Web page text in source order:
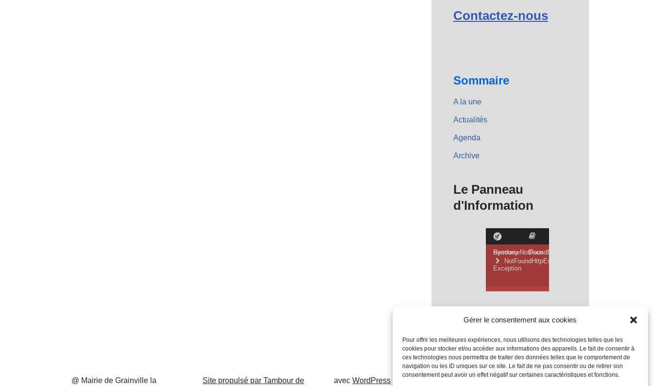
Gérer le consentement aux cookies
Pour offrir les meilleures expériences, nous utilisons des technologies telles que les
cookies pour stocker et/ou accéder aux informations des appareils. Le fait de consentir à
ces technologies nous permettra de traiter des données telles que le comportement de
navigation ou les ID uniques sur ce site. Le fait de ne pas consentir ou de retirer son
consentement peut avoir un effet négatif sur certaines caractéristiques et fonctions.
Contactez-nous
Sommaire
A la une
Actualités
Agenda
Archive
Le Panneau
d'Information
@ Mairie de Grainville la Site propulsé par Tambour de avec WordPress Mentions Légales